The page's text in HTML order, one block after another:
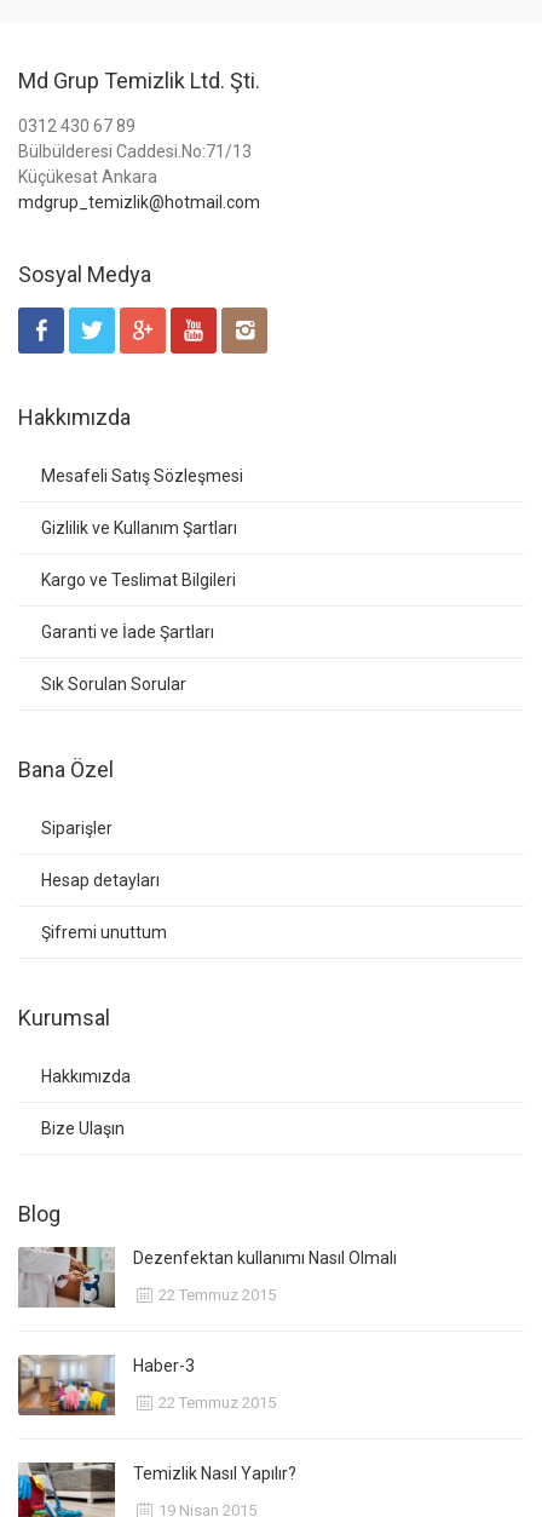
Md Grup Temizlik Ltd. Şti.
0312 430 67 89
Bülbülderesi Caddesi.No:71/13
Küçükesat Ankara
mdgrup_temizlik@hotmail.com
Sosyal Medya
Hakkımızda
Mesafeli Satış Sözleşmesi
Gizlilik ve Kullanım Şartları
Kargo ve Teslimat Bilgileri
Garanti ve İade Şartları
Sık Sorulan Sorular
Bana Özel
Siparişler
Hesap detayları
Şifremi unuttum
Kurumsal
Hakkımızda
Bize Ulaşın
Blog
Dezenfektan kullanımı Nasıl Olmalı
22 Temmuz 2015
Haber-3
22 Temmuz 2015
Temizlik Nasıl Yapılır?
19 Nisan 2015